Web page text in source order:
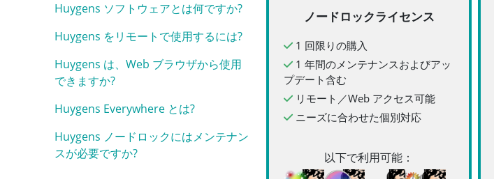
Huygens ソフトウェアとは何ですか?
Huygens をリモートで使用するには?
Huygens は、Web ブラウザから使用
できますか?
Huygens Everywhere とは?
Huygens ノードロックにはメンテナン
スが必要ですか?
ノードロックライセンス
1 回限りの購入
1 年間のメンテナンスおよびアッ
プデート含む
リモート／Web アクセス可能
ニーズに合わせた個別対応
以下で利用可能：